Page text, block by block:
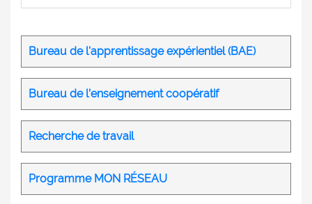
Bureau de l'apprentissage expérientiel (BAE)
Bureau de l’enseignement coopératif
Recherche de travail
Programme MON RÉSEAU